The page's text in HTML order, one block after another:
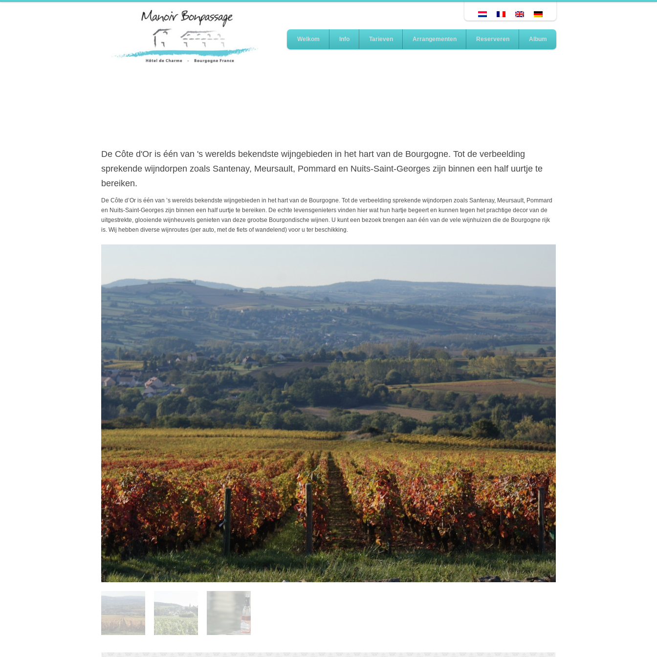
Welkom Info Tarieven Arrangementen Reserveren Album
De Côte d'Or is één van 's werelds bekendste wijngebieden in het hart van de Bourgogne. Tot de verbeelding
sprekende wijndorpen zoals Santenay, Meursault, Pommard en Nuits-Saint-Georges zijn binnen een half uurtje te
bereiken.
De Côte d’Or is één van ’s werelds bekendste wijngebieden in het hart van de Bourgogne. Tot de verbeelding sprekende wijndorpen zoals Santenay, Meursault, Pommard
en Nuits-Saint-Georges zijn binnen een half uurtje te bereiken. De echte levensgenieters vinden hier wat hun hartje begeert en kunnen tegen het prachtige decor van de
uitgestrekte, glooiende wijnheuvels genieten van deze grootse Bourgondische wijnen. U kunt een bezoek brengen aan één van de vele wijnhuizen die de Bourgogne rijk
is. Wij hebben diverse wijnroutes (per auto, met de fiets of wandelend) voor u ter beschikking.